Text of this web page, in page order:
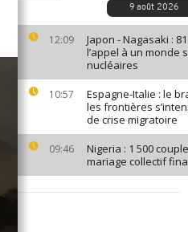
9 août 2026
12:09
Japon - Nagasaki :
l’appel à un monde
nucléaires
10:57
Espagne-Italie : le
les frontières
de crise migratoire
09:46
Nigeria : 1 500
mariage collectif